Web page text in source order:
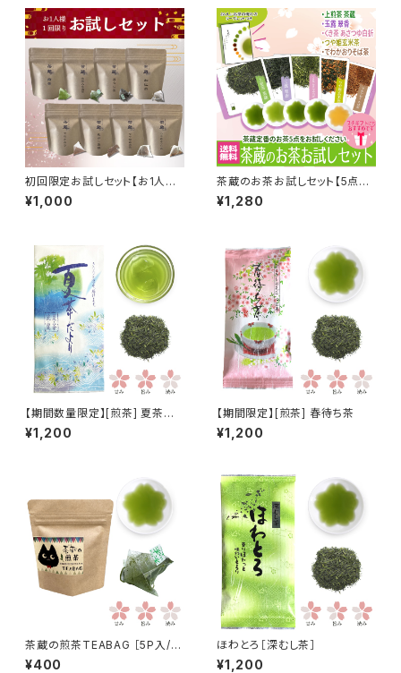
初回限定お試しセット【お1人様
１回限り】
¥1,000
茶蔵のお茶お試しセット【5点ま
で送料無料】
¥1,280
【期間数量限定】[煎茶] 夏茶だ
より
¥1,200
【期間限定】[煎茶] 春待ち茶
¥1,200
茶蔵の煎茶TEABAG ［5P入/ね
こクラフトシリーズ］
¥400
ほわとろ［深むし茶］
¥1,200